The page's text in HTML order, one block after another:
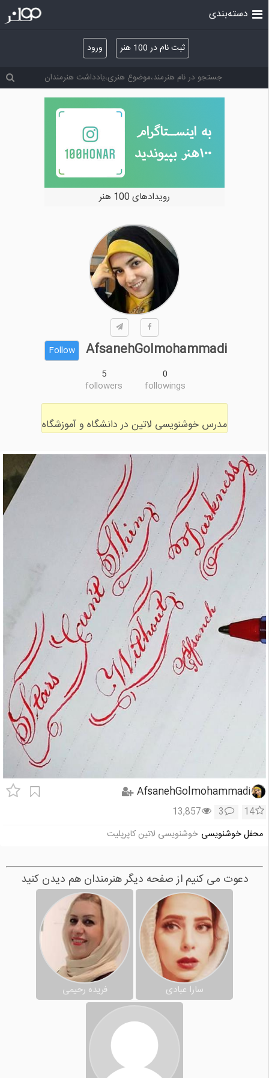
ثبت نام در 100 هنر ورود
دسته‌بندی
رویدادهای 100 هنر
AfsanehGolmohammadi
Follow
0
followings
5
followers
مدرس خوشنویسی لاتین در دانشگاه و آموزشگاه
AfsanehGolmohammadi
14
3
13,857
محفل خوشنویسی خوشنویسی لاتین کاپرپلیت
دعوت می کنیم از صفحه دیگر هنرمندان هم دیدن کنید
سارا عبادی فریده رحیمی